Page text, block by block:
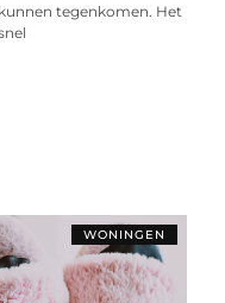
tegenkomen. Het
WONINGEN